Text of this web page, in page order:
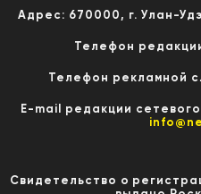
Адрес: 670000, г. Улан-
Телефон
Телефон рекламной
E-mail редакции
Свидетельство о